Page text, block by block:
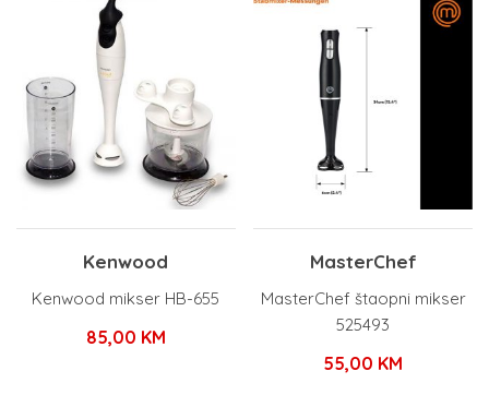
Kenwood
Kenwood mikser HB-655
85,00 KM
MasterChef
MasterChef štaopni mikser
525493
55,00 KM